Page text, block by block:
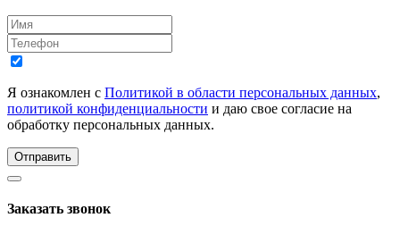
Я ознакомлен с Политикой в области персональных данных,
политикой конфиденциальности и даю свое согласие на
обработку персональных данных.
Отправить
Заказать звонок